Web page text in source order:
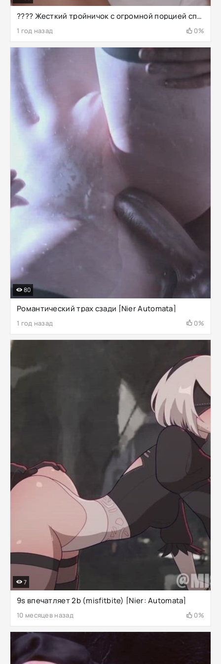
????️ Жесткий тройничок с огромной порцией спермы на ее лице
1 год назад 0%
Романтический трах сзади [Nier Automata]
1 год назад 0%
80
9s впечатляет 2b (misfitbite) [Nier: Automata]
10 месяцев назад 0%
7